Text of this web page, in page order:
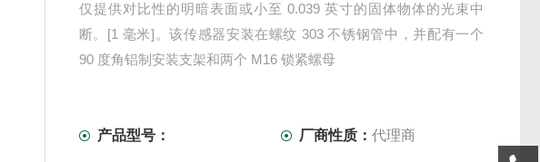
仅提供对比性的明暗表面或小至 0.039 英寸的固体物体的光束中
断。[1 毫米]。该传感器安装在螺纹 303 不锈钢管中，并配有一个
90 度角铝制安装支架和两个 M16 锁紧螺母
产品型号： 厂商性质：代理商